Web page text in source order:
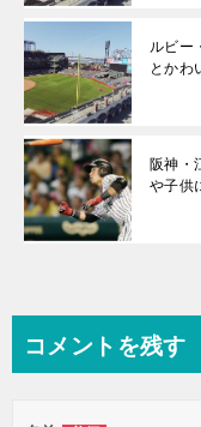
ルビー
とかわ
阪神・
や子供
コメントを残す